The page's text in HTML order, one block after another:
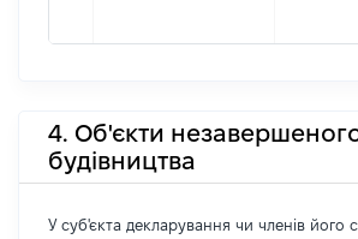
4. Об'єкти
будівництва
У суб'єкта декларування чи членів його